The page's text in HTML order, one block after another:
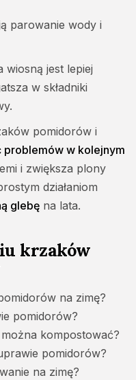
parowanie wody i
wiosną jest lepiej
w składniki
pomidorów i
problemów w kolejnym
i zwiększa plony
działaniom
glebę na lata.
krzaków
na zimę?
pomidorów?
kompostować?
pomidorów?
na zimę?